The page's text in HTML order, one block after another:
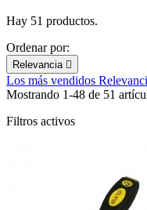
Hay 51 productos.
Ordenar por:
Relevancia 
Los más vendidos
Mostrando 1-48 de 51
Filtros activos